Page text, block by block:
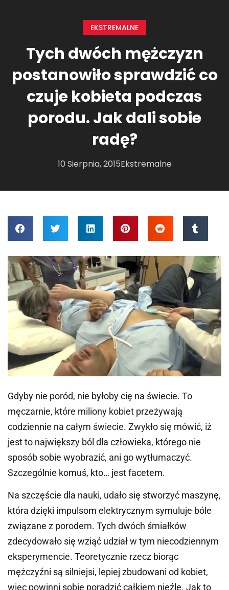
EKSTREMALNE
Tych dwóch mężczyzn
postanowiło sprawdzić co
czuje kobieta podczas
porodu. Jak dali sobie
radę?
10 Sierpnia, 2015Ekstremalne
Gdyby nie poród, nie byłoby cię na świecie. To
męczarnie, które miliony kobiet przeżywają
codziennie na całym świecie. Zwykło się mówić, iż
jest to największy ból dla człowieka, którego nie
sposób sobie wyobrazić, ani go wytłumaczyć.
Szczególnie komuś, kto… jest facetem.
Na szczęście dla nauki, udało się stworzyć maszynę,
która dzięki impulsom elektrycznym symuluje bóle
związane z porodem. Tych dwóch śmiałków
zdecydowało się wziąć udział w tym niecodziennym
eksperymencie. Teoretycznie rzecz biorąc
mężczyźni są silniejsi, lepiej zbudowani od kobiet,
więc powinni sobie poradzić całkiem nieźle. Jak to